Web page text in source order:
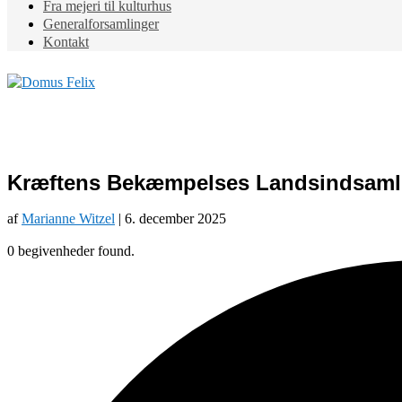
Fra mejeri til kulturhus
Generalforsamlinger
Kontakt
Kræftens Bekæmpelses
afMarianne Witzel | 6. december 2025
0 begivenheder found.